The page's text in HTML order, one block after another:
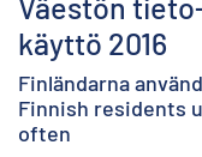
Väestön
käyttö 2016
Finländarna
Finnish residents
often